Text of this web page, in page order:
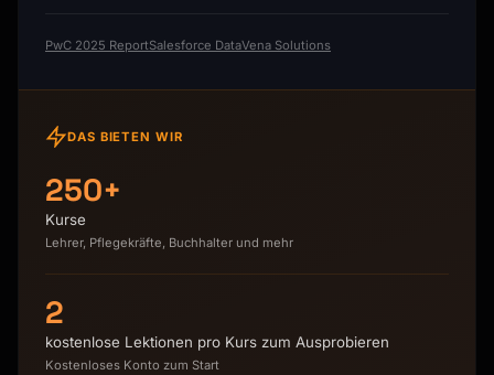
PwC 2025 ReportSalesforce DataVena Solutions
DAS BIETEN WIR
250+
Kurse
Lehrer, Pflegekräfte, Buchhalter und mehr
2
kostenlose Lektionen pro Kurs zum Ausprobieren
Kostenloses Konto zum Start